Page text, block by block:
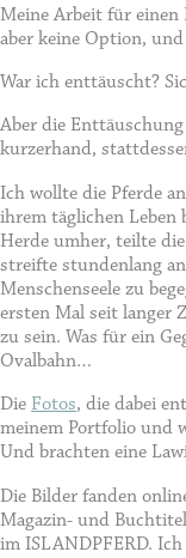
Meine Arbeit für
aber keine Option,
War ich enttäuscht?
Aber die
kurzerhand,
Ich wollte die Pferde
ihrem täglichen Leben
Herde umher, teilte
streifte stundenlang
Menschenseele zu
ersten Mal seit langer
zu sein. Was für ein
Ovalbahn…
Die Fotos, die dabei
meinem Portfolio und
Und brachten eine
Die Bilder fanden
Magazin- und
im ISLANDPFERD.